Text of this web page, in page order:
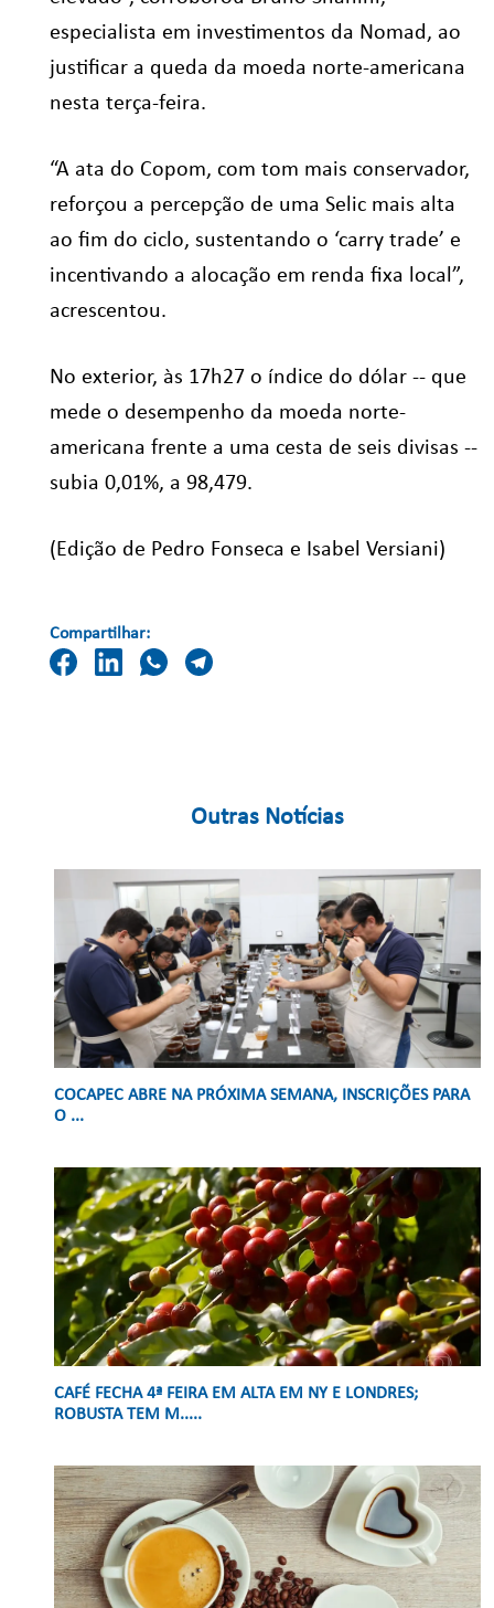
especialista em investimentos da Nomad, ao
justificar a queda da moeda norte-americana
nesta terça-feira.
“A ata do Copom, com tom mais conservador,
reforçou a percepção de uma Selic mais alta
ao fim do ciclo, sustentando o ‘carry trade’ e
incentivando a alocação em renda fixa local”,
acrescentou.
No exterior, às 17h27 o índice do dólar -- que
mede o desempenho da moeda norte-
americana frente a uma cesta de seis divisas --
subia 0,01%, a 98,479.
(Edição de Pedro Fonseca e Isabel Versiani)
Compartilhar:
Outras Notícias
COCAPEC ABRE NA PRÓXIMA SEMANA, INSCRIÇÕES PARA
O ...
CAFÉ FECHA 4ª FEIRA EM ALTA EM NY E LONDRES;
ROBUSTA TEM M.....